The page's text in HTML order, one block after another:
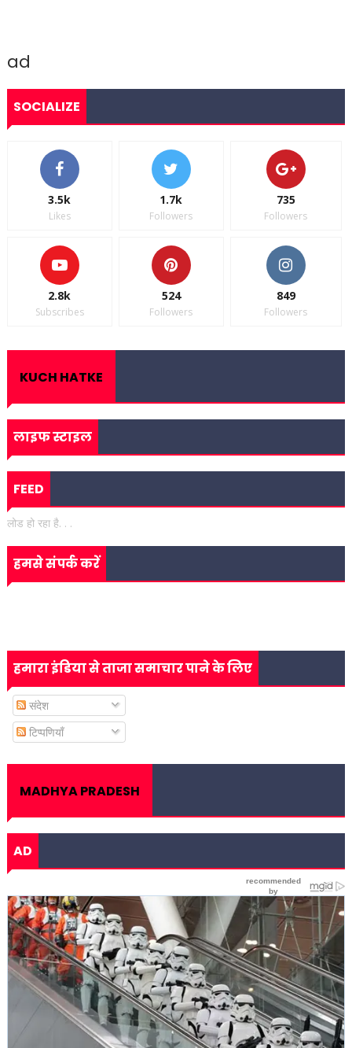
ad
SOCIALIZE
3.5k
Likes
1.7k
Followers
735
Followers
2.8k
Subscribes
524
Followers
849
Followers
KUCH HATKE
लाइफ स्टाइल
FEED
लोड हो रहा है. . .
हमसे संपर्क करें
हमारा इंडिया से ताजा समाचार पाने के लिए
संदेश
टिप्पणियाँ
MADHYA PRADESH
AD